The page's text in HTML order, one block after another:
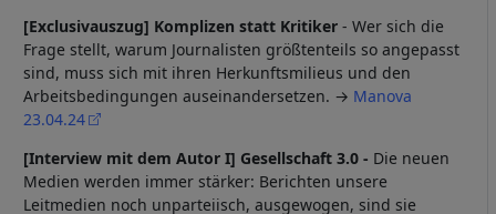
[Exclusivauszug] Komplizen statt Kritiker - Wer sich die
Frage stellt, warum Journalisten größtenteils so angepasst
sind, muss sich mit ihren Herkunftsmilieus und den
Arbeitsbedingungen auseinandersetzen. → Manova
23.04.24
[Interview mit dem Autor I] Gesellschaft 3.0 - Die neuen
Medien werden immer stärker: Berichten unsere
Leitmedien noch unparteiisch, ausgewogen, sind sie